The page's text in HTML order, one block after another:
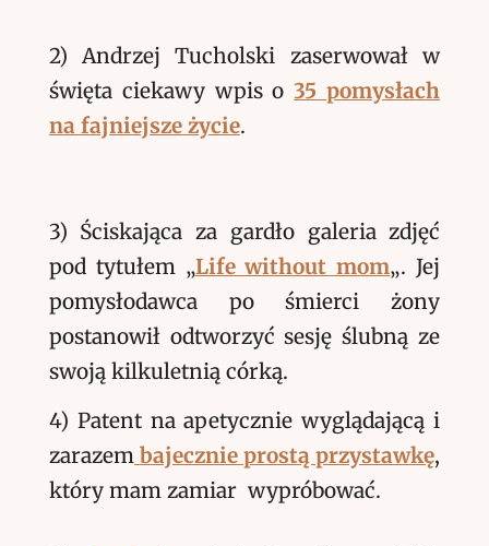
2) Andrzej Tucholski zaserwował w
święta ciekawy wpis o35 pomysłach
na fajniejsze życie.
3) Ściskająca za gardło galeria zdjęć
pod tytułem „Life without mom„. Jej
pomysłodawca po śmierci żony
postanowił odtworzyć sesję ślubną ze
swoją kilkuletnią córką.
4) Patent na apetycznie wyglądającą i
zarazembajecznie prostą przystawkę,
który mam zamiar wypróbować.